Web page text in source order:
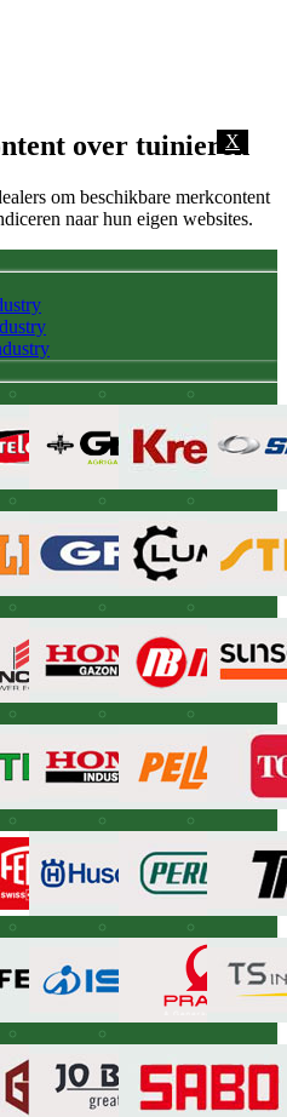
X
over tuinieren
om beschikbare merkcontent
naar hun eigen websites.